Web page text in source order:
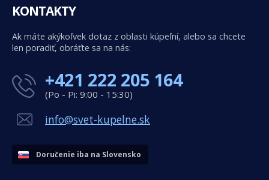
KONTAKTY
Ak máte akýkoľvek dotaz z oblasti kúpeľní, alebo sa chcete
len poradiť, obráťte sa na nás:
+421 222 205 164
(Po - Pi: 9:00 - 15:30)
info@svet-kupelne.sk
Doručenie iba na Slovensko